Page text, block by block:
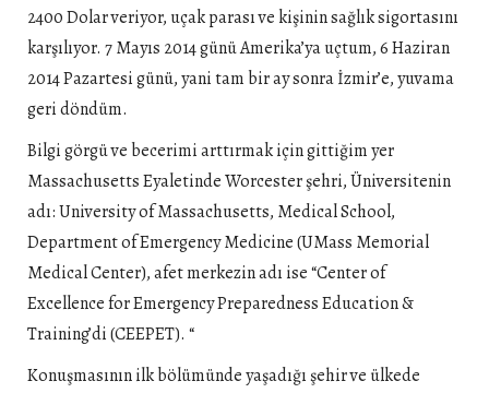
2400 Dolar veriyor, uçak parası ve kişinin sağlık sigortasını
karşılıyor. 7 Mayıs 2014 günü Amerika’ya uçtum, 6 Haziran
2014 Pazartesi günü, yani tam bir ay sonra İzmir’e, yuvama
geri döndüm.
Bilgi görgü ve becerimi arttırmak için gittiğim yer
Massachusetts Eyaletinde Worcester şehri, Üniversitenin
adı: University of Massachusetts, Medical School,
Department of Emergency Medicine (UMass Memorial
Medical Center), afet merkezin adı ise “Center of
Excellence for Emergency Preparedness Education &
Training’di (CEEPET). “
Konuşmasının ilk bölümünde yaşadığı şehir ve ülkede